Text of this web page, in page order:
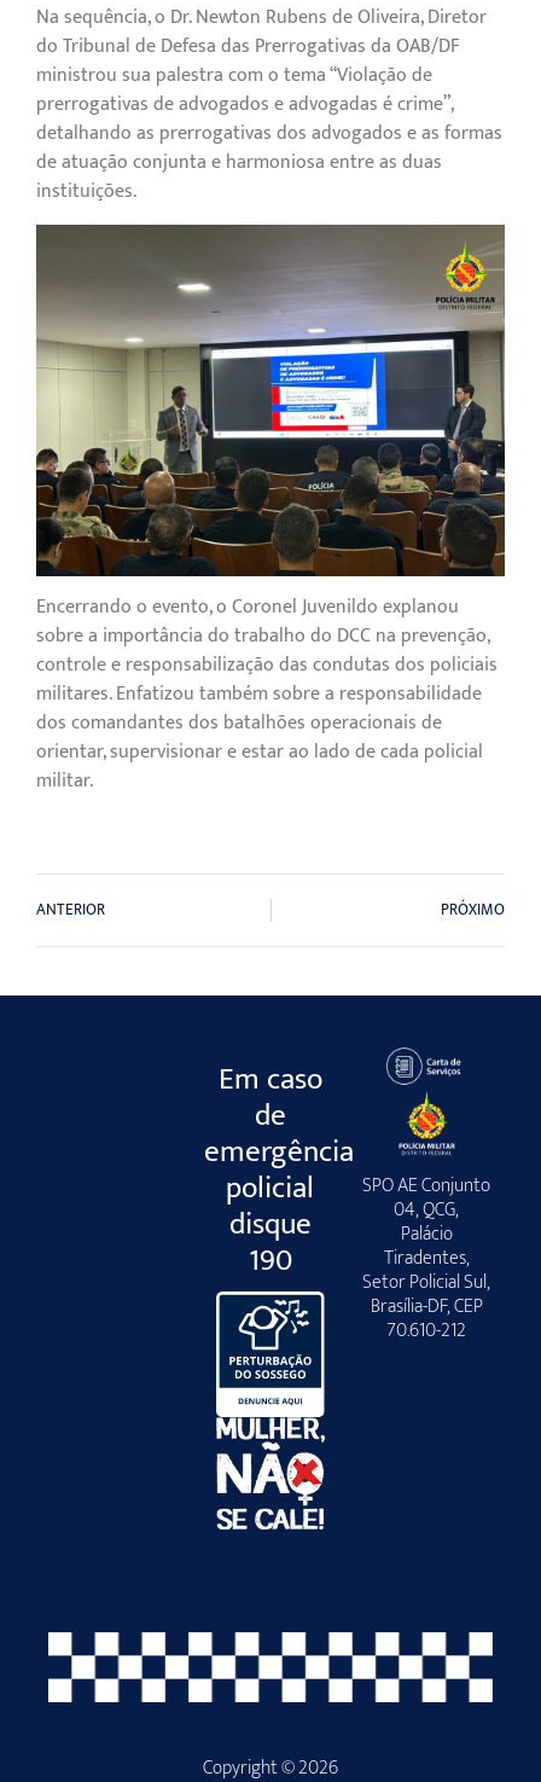
Na sequência, o Dr. Newton Rubens de Oliveira, Diretor
do Tribunal de Defesa das Prerrogativas da OAB/DF
ministrou sua palestra com o tema “Violação de
prerrogativas de advogados e advogadas é crime”,
detalhando as prerrogativas dos advogados e as formas
de atuação conjunta e harmoniosa entre as duas
instituições.
Encerrando o evento, o Coronel Juvenildo explanou
sobre a importância do trabalho do DCC na prevenção,
controle e responsabilização das condutas dos policiais
militares. Enfatizou também sobre a responsabilidade
dos comandantes dos batalhões operacionais de
orientar, supervisionar e estar ao lado de cada policial
militar.
ANTERIOR PRÓXIMO
Em caso
de
emergência
policial
disque
190
SPO AE Conjunto
04, QCG,
Palácio
Tiradentes,
Setor Policial Sul,
Brasília-DF, CEP
70.610-212
Copyright © 2026